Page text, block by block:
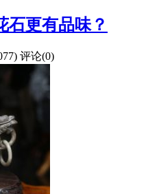
石更有品味？
评论(0)